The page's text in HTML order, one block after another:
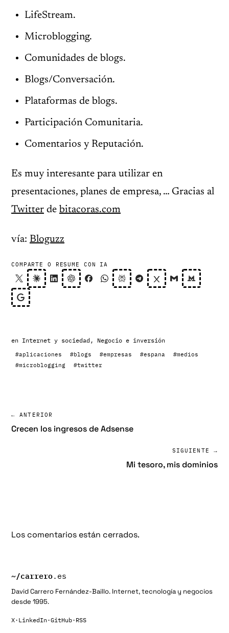
LifeStream.
Microblogging.
Comunidades de blogs.
Blogs/Conversación.
Plataformas de blogs.
Participación Comunitaria.
Comentarios y Reputación.
Es muy interesante para utilizar en
presentaciones, planes de empresa, … Gracias al
Twitter de bitacoras.com
vía: Bloguzz
COMPARTE O RESUME CON IA
en Internet y sociedad , Negocio e inversión
#aplicaciones #blogs #empresas #espana
#medios
#microblogging
#twitter
← ANTERIOR
Crecen los ingresos de Adsense
SIGUIENTE →
Mi tesoro, mis dominios
Los comentarios están cerrados.
~/carrero.es
David Carrero Fernández-Baillo. Internet, tecnología y negocios
desde 1995.
X· LinkedIn·GitHub· RSS